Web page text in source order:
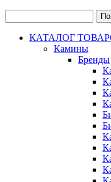
КАТАЛОГ
Камины
Бренды